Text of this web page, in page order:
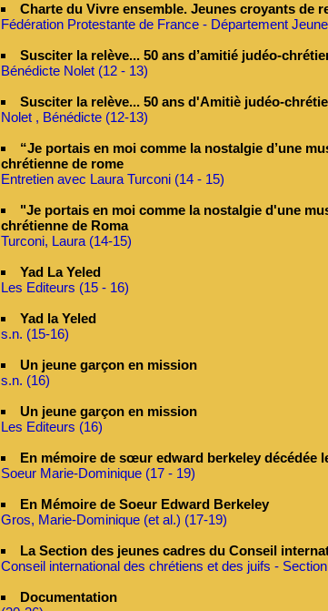
Charte du Vivre ensemble. Jeunes croyants de
Fédération Protestante de France - Département
Susciter la relève... 50 ans d’amitié judéo-
Bénédicte Nolet (12 - 13)
Susciter la relève... 50 ans d'Amitiè judéo-
Nolet , Bénédicte (12-13)
“Je portais en moi comme la nostalgie d’une
chrétienne de rome
Entretien avec Laura Turconi (14 - 15)
"Je portais en moi comme la nostalgie d'une
chrétienne de Roma
Turconi, Laura (14-15)
Yad La Yeled
Les Editeurs (15 - 16)
Yad la Yeled
s.n. (15-16)
Un jeune garçon en mission
s.n. (16)
Un jeune garçon en mission
Les Editeurs (16)
En mémoire de sœur edward berkeley décédée
Soeur Marie-Dominique (17 - 19)
En Mémoire de Soeur Edward Berkeley
Gros, Marie-Dominique (et al.) (17-19)
La Section des jeunes cadres du Conseil
Conseil international des chrétiens et des juifs -
Documentation